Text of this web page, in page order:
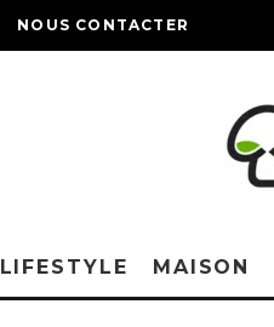
NOUS CONTACTER
LIFESTYLE MAISON